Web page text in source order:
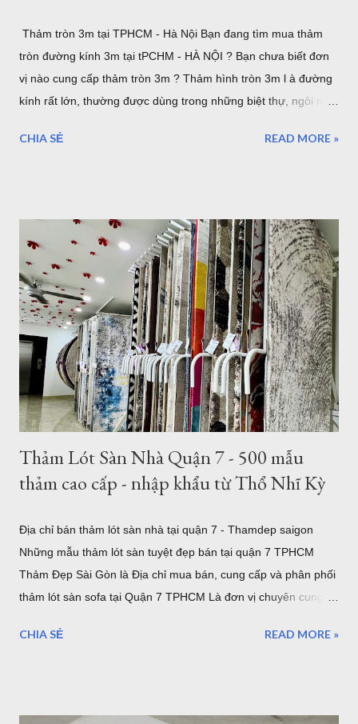
Thảm tròn 3m tại TPHCM - Hà Nội Bạn đang tìm mua thảm
tròn đường kính 3m tại tPCHM - HÀ NỘI ? Bạn chưa biết đơn
vị nào cung cấp thảm tròn 3m ? Thảm hình tròn 3m l à đường
kính rất lớn, thường được dùng trong những biệt thự, ngôi nhà
lưu ý rằng đây là đường kính lớn nhất của thảm tròn bán tại
sàn phòng khách hiện đại TPHCM thảm trải sàn phòng ngủ
đẹp TPHCM thảm trải sàn phòng khách đẹp TPHCM thảm
decor phòng ngủ TPHCM Thảm tròn 3m được nhập khẩu từ
Thổ Nhĩ Kỳ , với chất lượng châu âu, những mẫu trên đây đã
được gia công để làm theo kích thước mong muốn của khách
hàng. Hình ảnh trên là nhân viên đang gia công cắt thảm tròn
3m tại TPHCM . Tất nhiên bạn có thể chọn kích thước thảm
tròn nhỏ hơn như thảm tròn 2m có rất nhiều mẫu tại showroom
thảm đẹp Tphcm...
CHIA SẺ READ MORE »
Thảm Lót Sàn Nhà Quận 7 - 500 mẫu
thảm cao cấp - nhập khẩu từ Thổ Nhĩ Kỳ
Địa chỉ bán thảm lót sàn nhà tại quận 7 - Thamdep saigon
Những mẫu thảm lót sàn tuyệt đẹp bán tại quận 7 TPHCM
Thảm Đẹp Sài Gòn là Địa chỉ mua bán, cung cấp và phân phối
thảm lót sàn sofa tại Quận 7 TPHCM Là đơn vị chuyên cung
Tân Quy Quận 7. Vừa là showroom trưng bày sản phẩm, vừa
CHIA SẺ READ MORE »